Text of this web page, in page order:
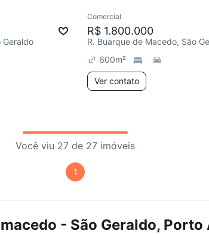
Geraldo
Comercial
R$ 1.800.000
R. Buarque de Macedo, São
600m²
Ver contato
Você viu 27 de 27 imóveis
1
- São Geraldo,